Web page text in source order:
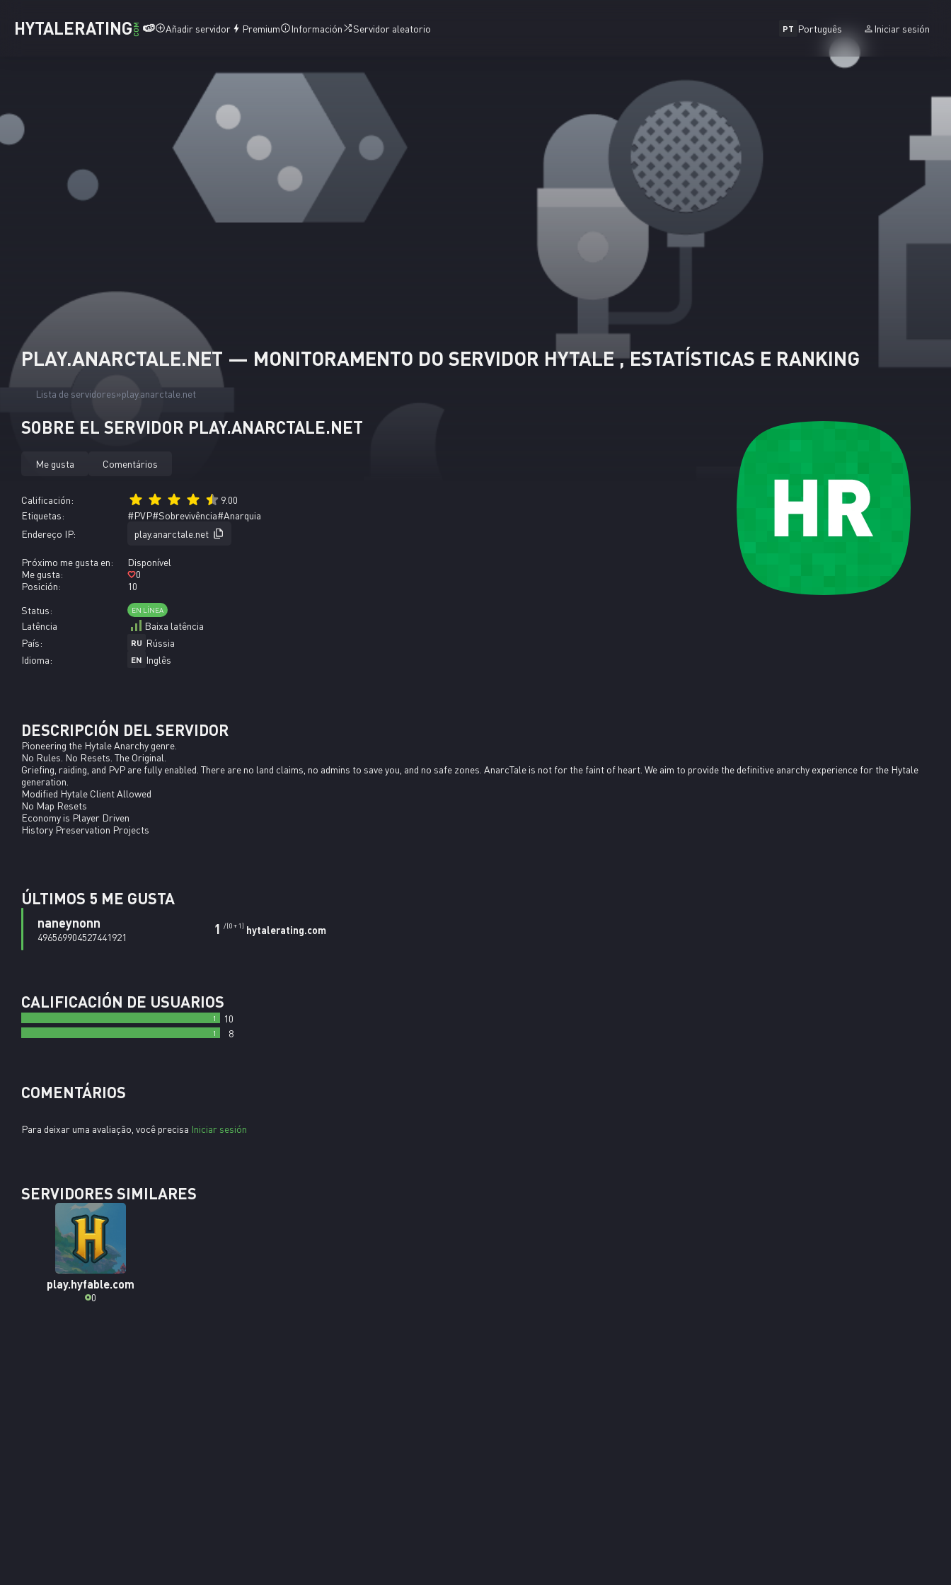
HYTALERATINGCOM 🍉 Añadir servidor Premium Información Servidor aleatorio PT Português Iniciar sesión
PLAY.ANARCTALE.NET — MONITORAMENTO DO SERVIDOR HYTALE , ESTATÍSTICAS E RANKING
Lista de servidores play.anarctale.net
SOBRE EL SERVIDOR PLAY.ANARCTALE.NET
Me gusta Comentários
Calificación:
9.00
Etiquetas:
#PVP#Sobrevivência#Anarquia
Endereço IP:
play.anarctale.net
Próximo me gusta en:
Disponível
Me gusta:
0
Posición:
10
Status:
EN LÍNEA
Latência
Baixa latência
País:
RU Rússia
Idioma:
EN Inglês
DESCRIPCIÓN DEL SERVIDOR
Pioneering the Hytale Anarchy genre.
No Rules. No Resets. The Original.
Griefing, raiding, and PvP are fully enabled. There are no land claims, no admins to save you, and no safe zones. AnarcTale is not for the faint of heart. We aim to provide the definitive anarchy experience for the Hytale
generation.
Modified Hytale Client Allowed
No Map Resets
Economy is Player Driven
History Preservation Projects
ÚLTIMOS 5 ME GUSTA
naneynonn
496569904527441921
1 /(0 + 1) hytalerating.com
CALIFICACIÓN DE USUARIOS
1 10
1 8
COMENTÁRIOS
Para deixar uma avaliação, você precisa Iniciar sesión
SERVIDORES SIMILARES
play.hyfable.com
0